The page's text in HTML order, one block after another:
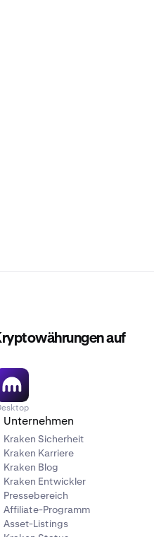
auf
Unternehmen
Kraken Sicherheit
Kraken Karriere
Kraken Blog
Kraken Entwickler
Pressebereich
Affiliate-Programm
Asset-Listings